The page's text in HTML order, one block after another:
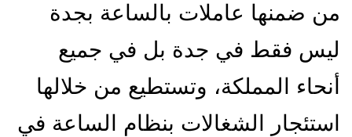
من ضمنها عاملات بالساعة بجدة
ليس فقط في جدة بل في جميع
أنحاء المملكة، وتستطيع من خلالها
استئجار الشغالات بنظام الساعة في